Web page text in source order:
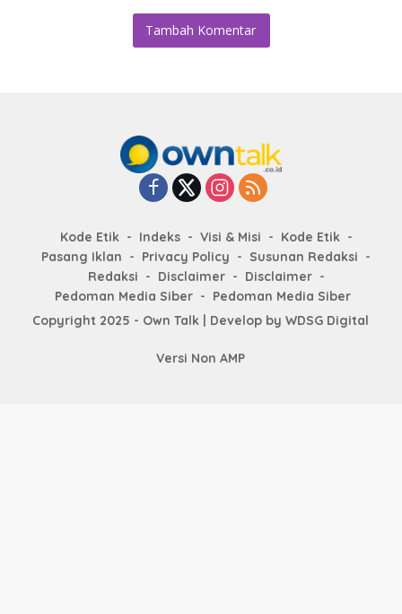
Tambah Komentar
Kode Etik Indeks Visi & Misi
Kode Etik
Pasang Iklan
Privacy Policy
Susunan Redaksi
Redaksi
Disclaimer
Disclaimer
Pedoman Media Siber
Pedoman Media Siber
Copyright 2025 - Own Talk | Develop byWDSG Digital
Versi Non AMP